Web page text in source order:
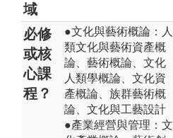
域
必修
或核
心課
程？
●文化與藝術概論：人
類文化與藝術資產概
論、藝術概論、文化
人類學概論、文化資
產概論、族群藝術概
論、文化與工藝設計
●產業經營與管理：文